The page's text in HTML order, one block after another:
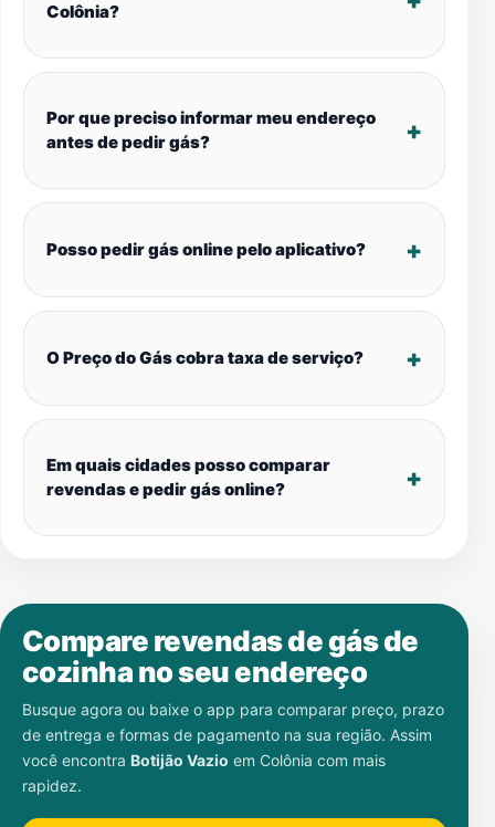
Colônia?
Por que preciso informar meu endereço
antes de pedir gás?
Posso pedir gás online pelo aplicativo?
O Preço do Gás cobra taxa de serviço?
Em quais cidades posso comparar
revendas e pedir gás online?
Compare revendas de gás de
cozinha no seu endereço
Busque agora ou baixe o app para comparar preço, prazo
de entrega e formas de pagamento na sua região. Assim
você encontra Botijão Vazio em Colônia com mais
rapidez.